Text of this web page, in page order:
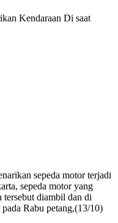
Kendaraan Di saat
sepeda motor terjadi
sepeda motor yang
tersebut diambil dan di
Rabu petang,(13/10)